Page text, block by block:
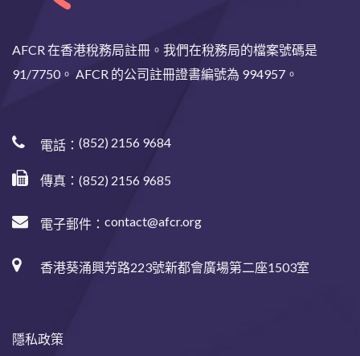
AFCR 在香港稅務局註冊。我們在稅務局的檔案號碼是
91/7750。 AFCR 的公司註冊證書編號為 994957。
電話： (852) 2156 9684
傳真：(852) 2156 9685
電子郵件： contact@afcr.org
香港葵涌興芳路223號新都會廣場第二座1503室
隱私政策